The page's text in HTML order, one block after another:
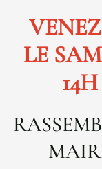
LE